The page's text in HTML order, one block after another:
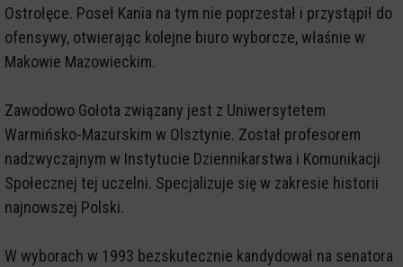
Ostrołęce. Poseł Kania na tym nie poprzestał i przystąpił do
ofensywy, otwierając kolejne biuro wyborcze, właśnie w
Makowie Mazowieckim.
Zawodowo Gołota związany jest z Uniwersytetem
Warmińsko-Mazurskim w Olsztynie. Został profesorem
nadzwyczajnym w Instytucie Dziennikarstwa i Komunikacji
Społecznej tej uczelni. Specjalizuje się w zakresie historii
najnowszej Polski.
W wyborach w 1993 bezskutecznie kandydował na senatora